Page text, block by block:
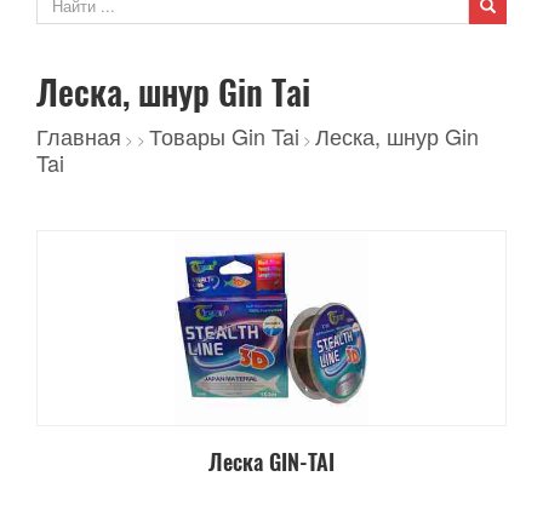
Леска, шнур Gin Tai
Главная > > Товары Gin Tai > Леска, шнур Gin
Tai
Леска GIN-TAI